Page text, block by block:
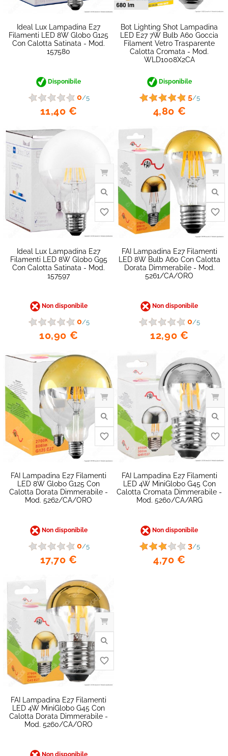
Ideal Lux Lampadina E27
Filamenti LED 8W Globo G125
Con Calotta Satinata - Mod.
157580
Disponibile
0/5
11,40 €
Bot Lighting Shot Lampadina
LED E27 7W Bulb A60 Goccia
Filament Vetro Trasparente
Calotta Cromata - Mod.
WLD1008X2CA
Disponibile
5/5
4,80 €
Ideal Lux Lampadina E27
Filamenti LED 8W Globo G95
Con Calotta Satinata - Mod.
157597
Non disponibile
0/5
10,90 €
FAI Lampadina E27 Filamenti
LED 8W Bulb A60 Con Calotta
Dorata Dimmerabile - Mod.
5261/CA/ORO
Non disponibile
0/5
12,90 €
FAI Lampadina E27 Filamenti
LED 8W Globo G125 Con
Calotta Dorata Dimmerabile -
Mod. 5262/CA/ORO
Non disponibile
0/5
17,70 €
FAI Lampadina E27 Filamenti
LED 4W MiniGlobo G45 Con
Calotta Cromata Dimmerabile -
Mod. 5260/CA/ARG
Non disponibile
3/5
4,70 €
FAI Lampadina E27 Filamenti
LED 4W MiniGlobo G45 Con
Calotta Dorata Dimmerabile -
Mod. 5260/CA/ORO
Non disponibile